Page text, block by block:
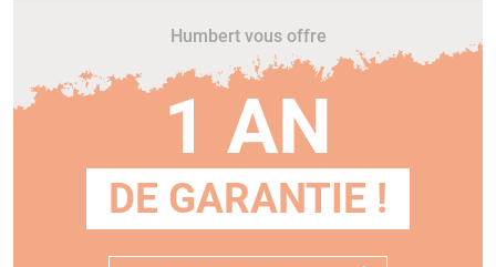
Humbert vous offre
1 AN
DE GARANTIE !